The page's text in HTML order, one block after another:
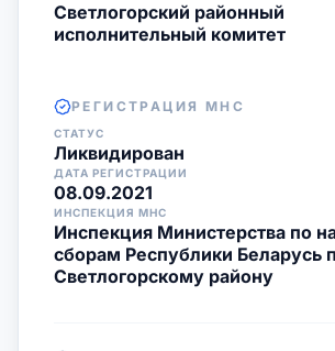
Светлогорский районный
исполнительный комитет
РЕГИСТРАЦИЯ МНС
СТАТУС
Ликвидирован
ДАТА РЕГИСТРАЦИИ
08.09.2021
ИНСПЕКЦИЯ МНС
Инспекция Министерства по
сборам Республики Беларусь
Светлогорскому району